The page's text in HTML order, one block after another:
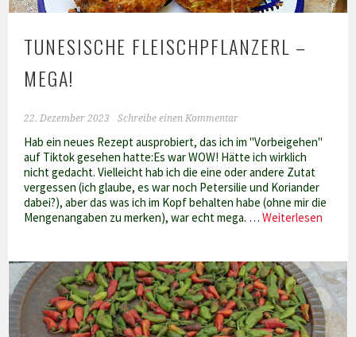
TUNESISCHE FLEISCHPFLANZERL –
MEGA!
22. Dezember 2023 Schreibe einen Kommentar
Hab ein neues Rezept ausprobiert, das ich im "Vorbeigehen"
auf Tiktok gesehen hatte:Es war WOW! Hätte ich wirklich
nicht gedacht. Vielleicht hab ich die eine oder andere Zutat
vergessen (ich glaube, es war noch Petersilie und Koriander
dabei?), aber das was ich im Kopf behalten habe (ohne mir die
Mengenangaben zu merken), war echt mega. …Weiterlesen
mega!